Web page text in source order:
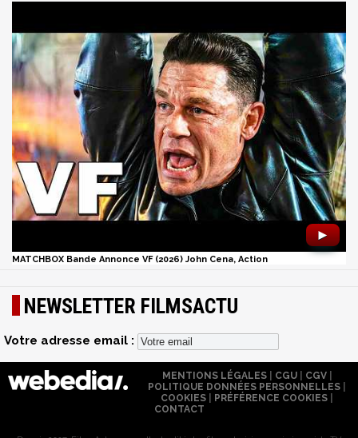
►
MATCHBOX Bande Annonce VF (2026) John Cena, Action
NEWSLETTER FILMSACTU
Votre adresse email :
MENTIONS LÉGALES| CGU| CGV|
POLITIQUE DONNÉES PERSONNELLES
COOKIES
PRÉFÉRENCE COOKIES
CONTACT